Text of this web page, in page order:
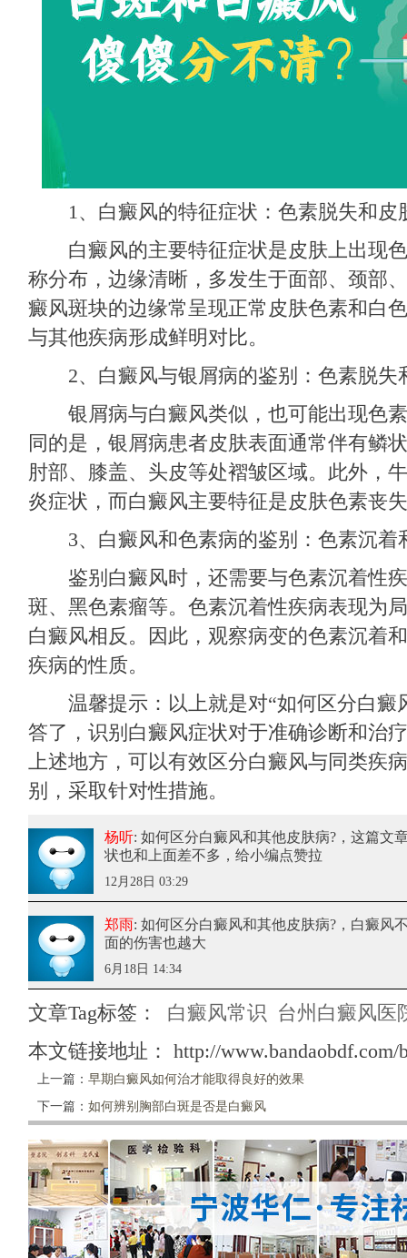
1、白癜风的特征症状：色素脱失和皮
白癜风的主要特征症状是皮肤上出现色
称分布，边缘清晰，多发生于面部、颈部
癜风斑块的边缘常呈现正常皮肤色素和白
与其他疾病形成鲜明对比。
2、白癜风与银屑病的鉴别：色素脱失
银屑病与白癜风类似，也可能出现色素
同的是，银屑病患者皮肤表面通常伴有鳞
肘部、膝盖、头皮等处褶皱区域。此外，
炎症状，而白癜风主要特征是皮肤色素丧
3、白癜风和色素病的鉴别：色素沉着
鉴别白癜风时，还需要与色素沉着性疾
斑、黑色素瘤等。色素沉着性疾病表现为
白癜风相反。因此，观察病变的色素沉着
疾病的性质。
温馨提示：以上就是对“如何区分白癜
答了，识别白癜风症状对于准确诊断和治
上述地方，可以有效区分白癜风与同类疾
别，采取针对性措施。
杨听: 如何区分白癜风和其他皮肤病?，这篇文
状也和上面差不多，给小编点赞拉
12月28日 03:29
郑雨: 如何区分白癜风和其他皮肤病?，白癜风
面的伤害也越大
6月18日 14:34
文章Tag标签： 白癜风常识 台州白癜风医
本文链接地址： http://www.bandaobdf.com/
上一篇： 早期白癜风如何治才能取得良好的效果
下一篇： 如何辨别胸部白斑是否是白癜风